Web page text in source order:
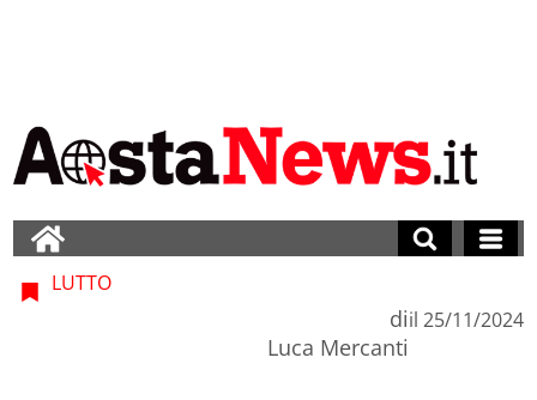
LUTTO
di
Luca Mercanti
il 25/11/2024